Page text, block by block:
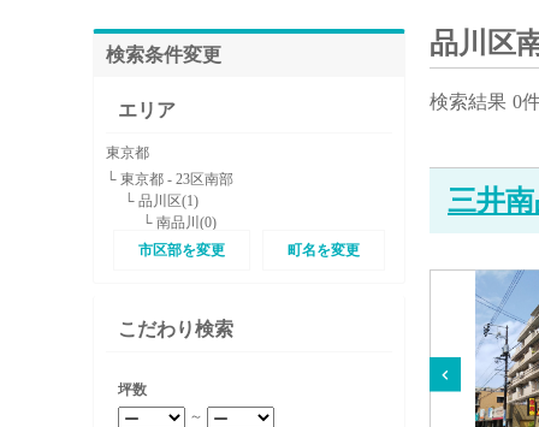
検索条件変更
エリア
東京都
└ 東京都 - 23区南部
└ 品川区(1)
└ 南品川(0)
市区部を変更
町名を変更
こだわり検索
坪数
～
品川区
検索結果 0
三井